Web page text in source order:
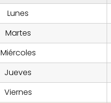
Lunes
Martes
Miércoles
Jueves
Viernes